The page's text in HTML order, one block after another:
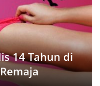
14 Tahun di